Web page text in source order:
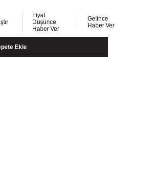
Fiyat
Düşünce
Haber Ver
Gelince
Haber Ver